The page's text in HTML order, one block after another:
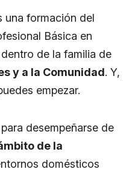
una formación del
Básica en
de la familia de
y a la Comunidad. Y,
empezar.
desempeñarse de
de la
domésticos